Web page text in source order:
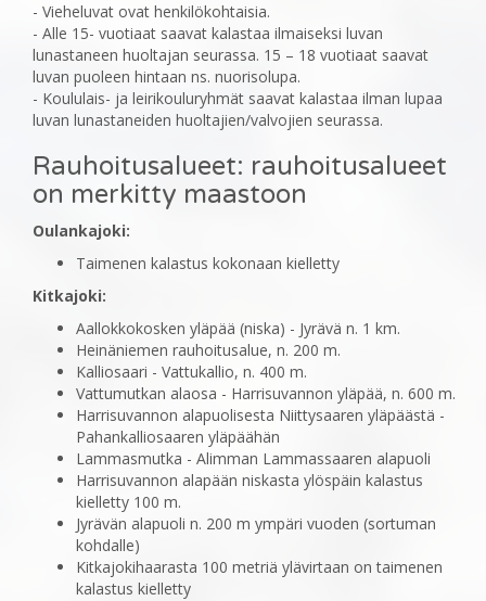
- Vieheluvat ovat henkilökohtaisia.
- Alle 15- vuotiaat saavat kalastaa ilmaiseksi luvan
lunastaneen huoltajan seurassa. 15 – 18 vuotiaat saavat
luvan puoleen hintaan ns. nuorisolupa.
- Koululais- ja leirikouluryhmät saavat kalastaa ilman lupaa
luvan lunastaneiden huoltajien/valvojien seurassa.
Rauhoitusalueet: rauhoitusalueet
on merkitty maastoon
Oulankajoki:
Taimenen kalastus kokonaan kielletty
Kitkajoki:
Aallokkokosken yläpää (niska) - Jyrävä n. 1 km.
Heinäniemen rauhoitusalue, n. 200 m.
Kalliosaari - Vattukallio, n. 400 m.
Vattumutkan alaosa - Harrisuvannon yläpää, n. 600 m.
Harrisuvannon alapuolisesta Niittysaaren yläpäästä -
Pahankalliosaaren yläpäähän
Lammasmutka - Alimman Lammassaaren alapuoli
Harrisuvannon alapään niskasta ylöspäin kalastus
kielletty 100 m.
Jyrävän alapuoli n. 200 m ympäri vuoden (sortuman
kohdalle)
Kitkajokihaarasta 100 metriä ylävirtaan on taimenen
kalastus kielletty